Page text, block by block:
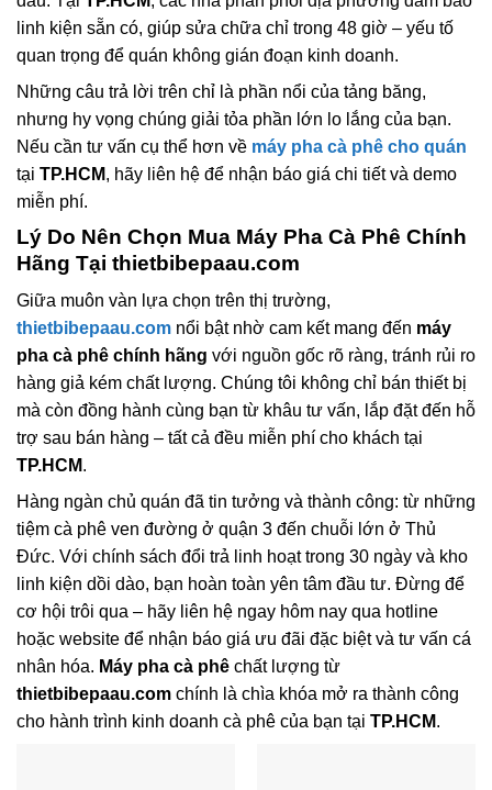
linh kiện sẵn có, giúp sửa chữa chỉ trong 48 giờ – yếu tố
quan trọng để quán không gián đoạn kinh doanh.
Những câu trả lời trên chỉ là phần nổi của tảng băng,
nhưng hy vọng chúng giải tỏa phần lớn lo lắng của bạn.
Nếu cần tư vấn cụ thể hơn về máy pha cà phê cho quán
tại TP.HCM, hãy liên hệ để nhận báo giá chi tiết và demo
miễn phí.
Lý Do Nên Chọn Mua Máy Pha Cà Phê Chính
Hãng Tại thietbibepaau.com
Giữa muôn vàn lựa chọn trên thị trường,
thietbibepaau.com nổi bật nhờ cam kết mang đến máy
pha cà phê chính hãng với nguồn gốc rõ ràng, tránh rủi ro
hàng giả kém chất lượng. Chúng tôi không chỉ bán thiết bị
mà còn đồng hành cùng bạn từ khâu tư vấn, lắp đặt đến hỗ
trợ sau bán hàng – tất cả đều miễn phí cho khách tại
TP.HCM.
Hàng ngàn chủ quán đã tin tưởng và thành công: từ những
tiệm cà phê ven đường ở quận 3 đến chuỗi lớn ở Thủ
Đức. Với chính sách đổi trả linh hoạt trong 30 ngày và kho
linh kiện dồi dào, bạn hoàn toàn yên tâm đầu tư. Đừng để
cơ hội trôi qua – hãy liên hệ ngay hôm nay qua hotline
hoặc website để nhận báo giá ưu đãi đặc biệt và tư vấn cá
nhân hóa. Máy pha cà phê chất lượng từ
thietbibepaau.com chính là chìa khóa mở ra thành công
cho hành trình kinh doanh cà phê của bạn tại TP.HCM.